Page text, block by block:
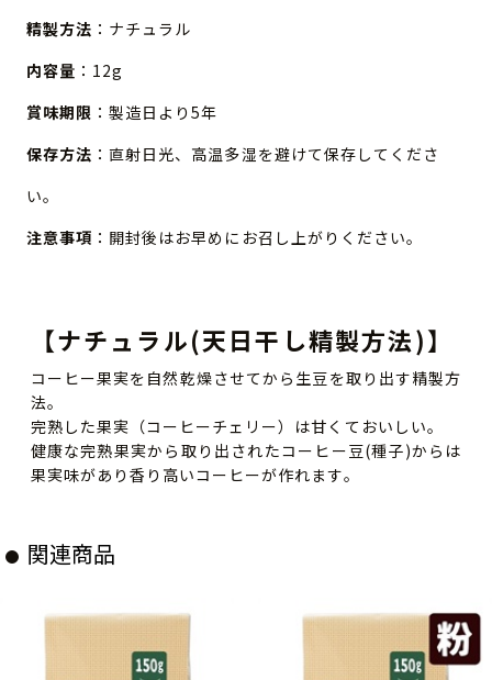
精製方法 ：ナチュラル
内容量 ：12g
賞味期限 ：製造日より5年
保存方法 ：直射日光、高温多湿を避けて保存してくださ
い。
注意事項 ：開封後はお早めにお召し上がりください。
【ナチュラル(天日干し精製方法)】
コーヒー果実を自然乾燥させてから生豆を取り出す精製方
法。
完熟した果実（コーヒーチェリー）は甘くておいしい。
健康な完熟果実から取り出されたコーヒー豆(種子)からは
果実味があり香り高いコーヒーが作れます。
関連商品